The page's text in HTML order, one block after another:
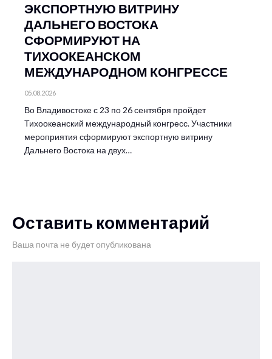
ЭКСПОРТНУЮ ВИТРИНУ
ДАЛЬНЕГО ВОСТОКА
СФОРМИРУЮТ НА
ТИХООКЕАНСКОМ
МЕЖДУНАРОДНОМ КОНГРЕССЕ
05.08.2026
Во Владивостоке с 23 по 26 сентября пройдет
Тихоокеанский международный конгресс. Участники
мероприятия сформируют экспортную витрину
Дальнего Востока на двух…
Оставить комментарий
Ваша почта не будет опубликована